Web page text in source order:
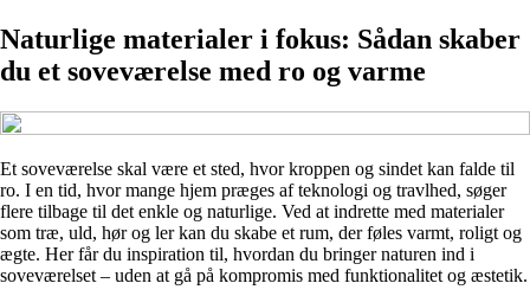
Naturlige materialer i fokus: Sådan skaber
du et soveværelse med ro og varme
Et soveværelse skal være et sted, hvor kroppen og sindet kan falde til
ro. I en tid, hvor mange hjem præges af teknologi og travlhed, søger
flere tilbage til det enkle og naturlige. Ved at indrette med materialer
som træ, uld, hør og ler kan du skabe et rum, der føles varmt, roligt og
ægte. Her får du inspiration til, hvordan du bringer naturen ind i
soveværelset – uden at gå på kompromis med funktionalitet og æstetik.